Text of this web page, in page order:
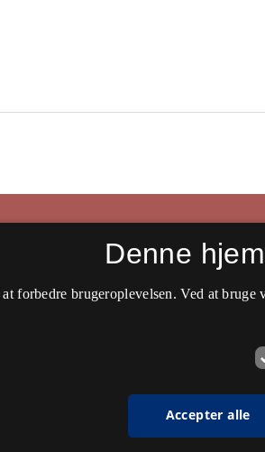
Denne
forbedre brugeroplevelsen. Ved at
Accepter alle